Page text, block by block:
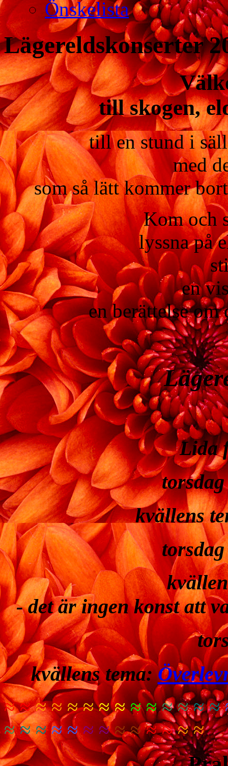
Önskelista
Lägereldskonserter
till skogen,
till en stund i
med
som så lätt kommer
Kom och
lyssna på
en
en berättelse om
Lida
kvällens
- det är ingen konst att
kvällens tema:
≈ ≈ ≈ ≈ ≈ ≈ ≈ ≈ ≈ ≈ ≈ ≈ ≈ ≈
≈ ≈ ≈ ≈ ≈ ≈ ≈ ≈ ≈ ≈ ≈ ≈ ≈